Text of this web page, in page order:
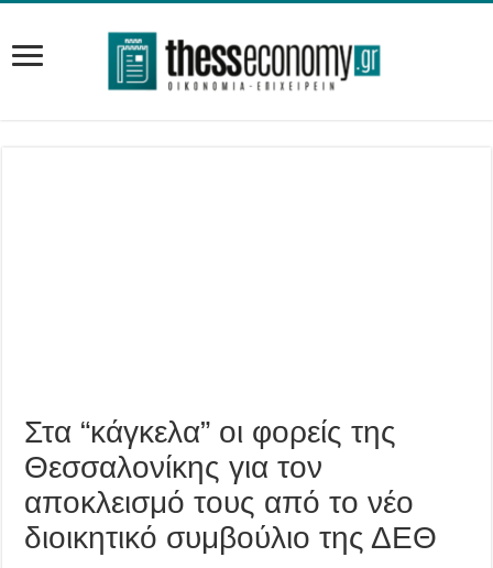
Στα “κάγκελα” οι φορείς της
Θεσσαλονίκης για τον
αποκλεισμό τους από το νέο
διοικητικό συμβούλιο της ΔΕΘ